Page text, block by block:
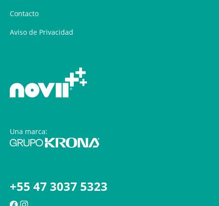
Contacto
Aviso de Privacidad
Una marca:
+55 47 3037 5323